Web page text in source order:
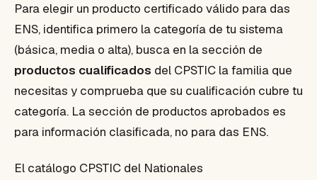
Para elegir un producto certificado válido para das
ENS, identifica primero la categoría de tu sistema
(básica, media o alta), busca en la sección de
productos cualificados del CPSTIC la familia que
necesitas y comprueba que su cualificación cubre tu
categoría. La sección de productos aprobados es
para información clasificada, no para das ENS.
El catálogo CPSTIC del Nationales